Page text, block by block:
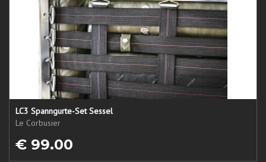
LC3 Spanngurte-Set Sessel
Le Corbusier
€ 99.00